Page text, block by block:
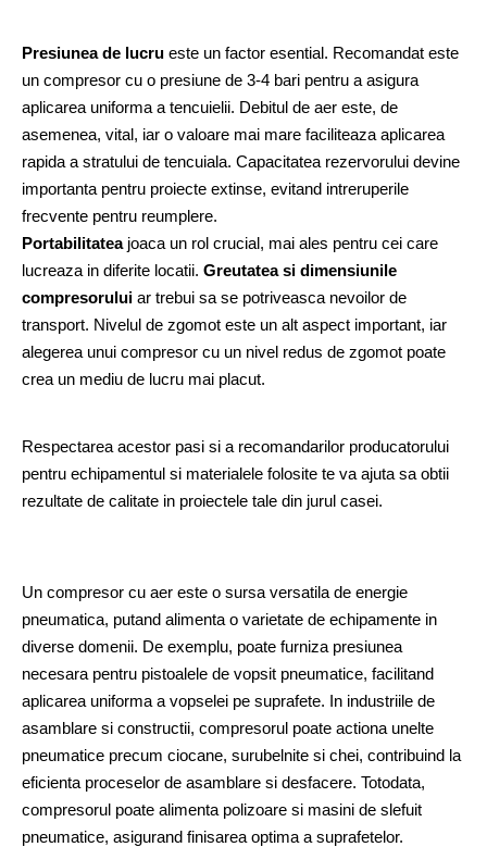
Presiunea de lucru este un factor esential. Recomandat este
un compresor cu o presiune de 3-4 bari pentru a asigura
aplicarea uniforma a tencuielii. Debitul de aer este, de
asemenea, vital, iar o valoare mai mare faciliteaza aplicarea
rapida a stratului de tencuiala. Capacitatea rezervorului devine
importanta pentru proiecte extinse, evitand intreruperile
frecvente pentru reumplere.
Portabilitatea joaca un rol crucial, mai ales pentru cei care
lucreaza in diferite locatii. Greutatea si dimensiunile
compresorului ar trebui sa se potriveasca nevoilor de
transport. Nivelul de zgomot este un alt aspect important, iar
alegerea unui compresor cu un nivel redus de zgomot poate
crea un mediu de lucru mai placut.
Respectarea acestor pasi si a recomandarilor producatorului
pentru echipamentul si materialele folosite te va ajuta sa obtii
rezultate de calitate in proiectele tale din jurul casei.
Un compresor cu aer este o sursa versatila de energie
pneumatica, putand alimenta o varietate de echipamente in
diverse domenii. De exemplu, poate furniza presiunea
necesara pentru pistoalele de vopsit pneumatice, facilitand
aplicarea uniforma a vopselei pe suprafete. In industriile de
asamblare si constructii, compresorul poate actiona unelte
pneumatice precum ciocane, surubelnite si chei, contribuind la
eficienta proceselor de asamblare si desfacere. Totodata,
compresorul poate alimenta polizoare si masini de slefuit
pneumatice, asigurand finisarea optima a suprafetelor.